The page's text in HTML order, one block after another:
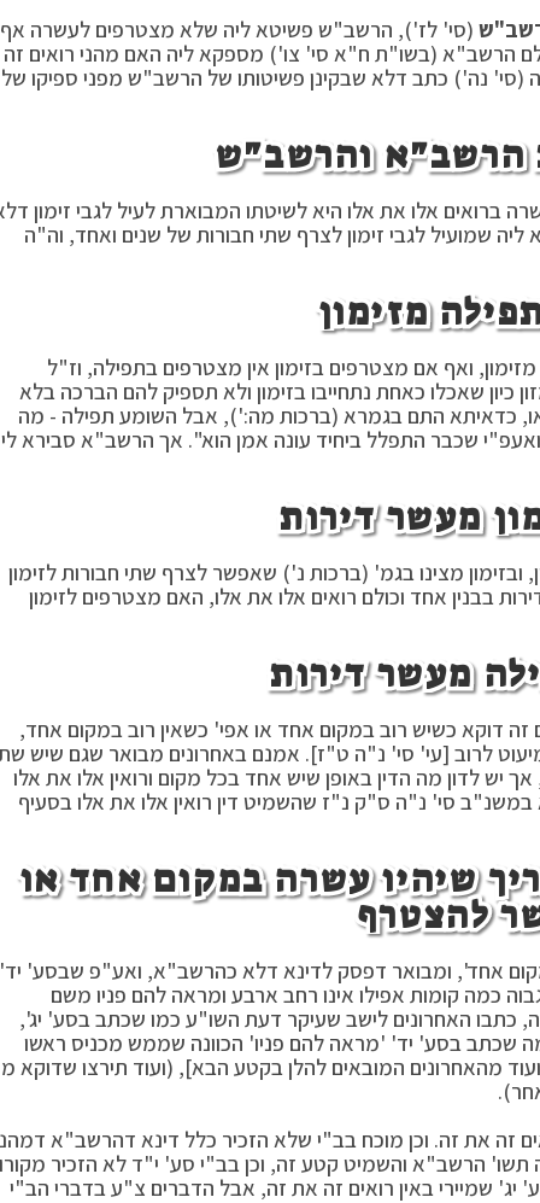
(סי' לז'), הרשב"ש פשיטא ליה שלא מצטרפים לעשרה אף
הרשב"א (בשו"ת ח"א סי' צו') מספקא ליה האם מהני רואים זה
(סי' נה') כתב דלא שבקינן פשיטותו של הרשב"ש מפני ספיקו של
הרשב"א והרשב"ש
ברואים אלו את אלו היא לשיטתו המבוארת לעיל לגבי זימון
שמועיל לגבי זימון לצרף שתי חבורות של שנים ואחד, וה"ה
מזימון
ואף אם מצטרפים בזימון אין מצטרפים בתפילה, וז"ל
כיון שאכלו כאחת נתחייבו בזימון ולא תספיק להם הברכה בלא
יצאו, כדאיתא התם בגמרא (ברכות מה:'), אבל השומע תפילה - מה
שכבר התפלל ביחיד עונה אמן הוא". אך הרשב"א סבירא
מעשר דירות
מצינו בגמ' (ברכות נ') שאפשר לצרף שתי חבורות לזימון
בבנין אחד וכולם רואים אלו את אלו, האם מצטרפים לזימון
מעשר דירות
זה דוקא כשיש רוב במקום אחד או אפי' כשאין רוב במקום אחד,
לרוב [עי' סי' נ"ה ט"ז]. אמנם באחרונים מבואר שגם שיש
לדון מה הדין באופן שיש אחד בכל מקום ורואין אלו את אלו
במשנ"ב סי' נ"ה ס"ק נ"ז שהשמיט דין רואין אלו את אלו בסעיף
שיהיו עשרה במקום אחד או
להצטרף
אחד', ומבואר דפסק לדינא דלא כהרשב"א, ואע"פ שבסע' יד'
כמה קומות אפילו אינו רחב ארבע ומראה להם פניו משם
כתבו האחרונים לישב שעיקר דעת השו"ע כמו שכתב בסע' יג',
שכתב בסע' יד' 'מראה להם פניו' הכוונה שממש מכניס ראשו
מהאחרונים המובאים להלן בקטע הבא], (ועוד תירצו שדוקא
זה את זה. וכן מוכח בב"י שלא הזכיר כלל דינא דהרשב"א
הרשב"א והשמיט קטע זה, וכן בב"י סע' י"ד לא הזכיר מקורו
שמיירי באין רואים זה את זה, אבל הדברים צ"ע בדברי הב"י